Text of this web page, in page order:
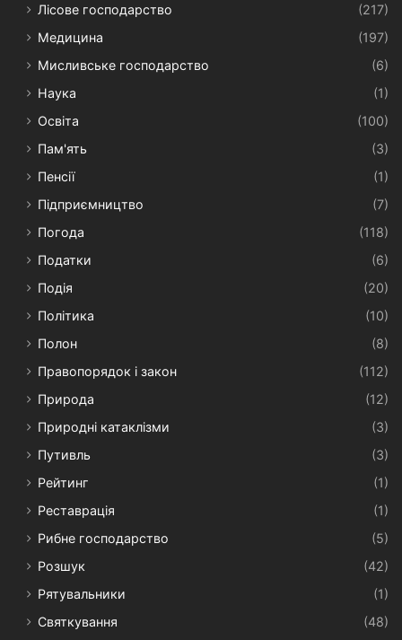
Лісове господарство
(217)
Медицина
(197)
Мисливське господарство
(6)
Наука
(1)
Освіта
(100)
Пам'ять
(3)
Пенсії
(1)
Підприємництво
(7)
Погода
(118)
Податки
(6)
Подія
(20)
Політика
(10)
Полон
(8)
Правопорядок і закон
(112)
Природа
(12)
Природні катаклізми
(3)
Путивль
(3)
Рейтинг
(1)
Реставрація
(1)
Рибне господарство
(5)
Розшук
(42)
Рятувальники
(1)
Святкування
(48)